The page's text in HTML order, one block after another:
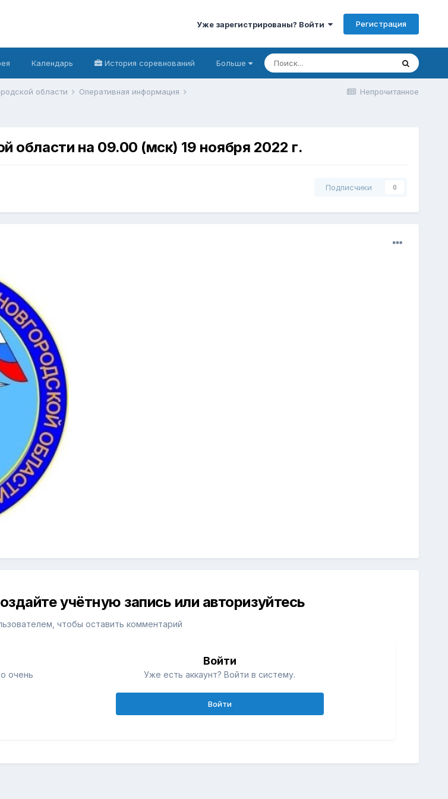
Уже зарегистрированы? Войти Регистрация
Календарь История соревнований Больше
Непрочитанное
области
Оперативная информация
области на 09.00 (мск) 19 ноября 2022 г.
Подписчики 0
учётную запись или авторизуйтесь
чтобы оставить комментарий
очень
Войти
Уже есть аккаунт? Войти в систему.
Войти